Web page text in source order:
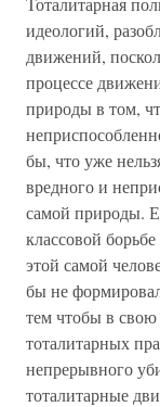
идеологий,
движений,
процессе
природы в том,
бы, что уже
вредного и
самой природы.
классовой
этой самой
бы не
тем чтобы в свою
тоталитарных
непрерывного
тоталитарные